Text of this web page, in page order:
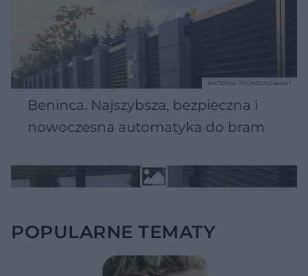
Beninca. Najszybsza, bezpieczna i
nowoczesna automatyka do bram
MATERIAŁ SPONSOROWANY
POPULARNE TEMATY